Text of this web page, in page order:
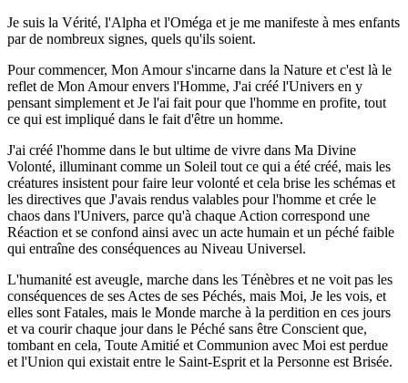
Je suis la Vérité, l'Alpha et l'Oméga et je me manifeste à mes enfants
par de nombreux signes, quels qu'ils soient.
Pour commencer, Mon Amour s'incarne dans la Nature et c'est là le
reflet de Mon Amour envers l'Homme, J'ai créé l'Univers en y
pensant simplement et Je l'ai fait pour que l'homme en profite, tout
ce qui est impliqué dans le fait d'être un homme.
J'ai créé l'homme dans le but ultime de vivre dans Ma Divine
Volonté, illuminant comme un Soleil tout ce qui a été créé, mais les
créatures insistent pour faire leur volonté et cela brise les schémas et
les directives que J'avais rendus valables pour l'homme et crée le
chaos dans l'Univers, parce qu'à chaque Action correspond une
Réaction et se confond ainsi avec un acte humain et un péché faible
qui entraîne des conséquences au Niveau Universel.
L'humanité est aveugle, marche dans les Ténèbres et ne voit pas les
conséquences de ses Actes de ses Péchés, mais Moi, Je les vois, et
elles sont Fatales, mais le Monde marche à la perdition en ces jours
et va courir chaque jour dans le Péché sans être Conscient que,
tombant en cela, Toute Amitié et Communion avec Moi est perdue
et l'Union qui existait entre le Saint-Esprit et la Personne est Brisée.